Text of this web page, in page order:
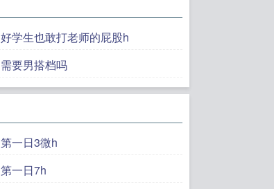
好学生也敢打老师的屁股h
需要男搭档吗
第一日3微h
第一日7h